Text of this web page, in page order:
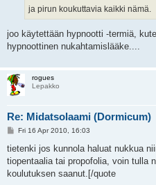
ja pirun koukuttavia kaikki nämä.
joo käytettään hypnootti -termiä,
hypnoottinen nukahtamislääke....
rogues
Lepakko
Re: Midatsolaami (Dormicum)
P
s
Fri 16 Apr 2010, 16:03
tietenki jos kunnola haluat nukkua
tiopentaalia tai propofolia, voin tulla
koulutuksen saanut.[/quote